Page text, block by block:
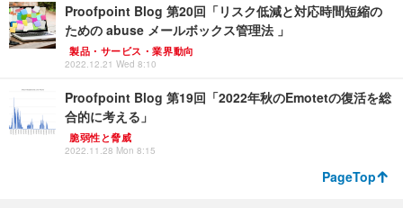
Proofpoint Blog 第20回「リスク低減と対応時間短縮の
ための abuse メールボックス管理法 」
製品・サービス・業界動向
2022.12.21 Wed 8:10
Proofpoint Blog 第19回「2022年秋のEmotetの復活を総
合的に考える」
脆弱性と脅威
2022.11.28 Mon 8:15
PageTop